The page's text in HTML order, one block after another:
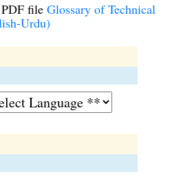
file Glossary of Technical
Urdu)